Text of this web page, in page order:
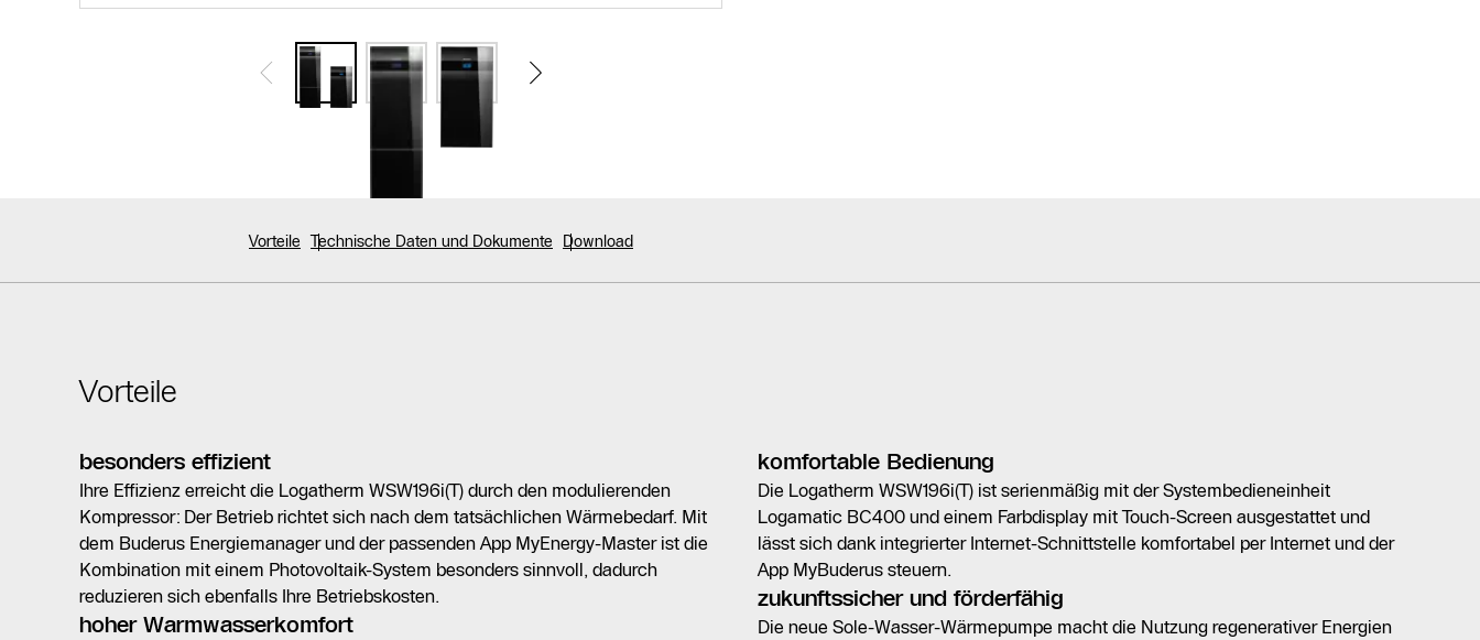
Vorteile Technische Daten und Dokumente Download
Vorteile
besonders effizient
Ihre Effizienz erreicht die Logatherm WSW196i(T) durch den modulierenden
Kompressor: Der Betrieb richtet sich nach dem tatsächlichen Wärmebedarf. Mit
dem Buderus Energiemanager und der passenden App MyEnergy-Master ist die
Kombination mit einem Photovoltaik-System besonders sinnvoll, dadurch
reduzieren sich ebenfalls Ihre Betriebskosten.
hoher Warmwasserkomfort
komfortable Bedienung
Die Logatherm WSW196i(T) ist serienmäßig mit der Systembedieneinheit
Logamatic BC400 und einem Farbdisplay mit Touch-Screen ausgestattet und
lässt sich dank integrierter Internet-Schnittstelle komfortabel per Internet und der
App MyBuderus steuern.
zukunftssicher und förderfähig
Die neue Sole-Wasser-Wärmepumpe macht die Nutzung regenerativer Energien